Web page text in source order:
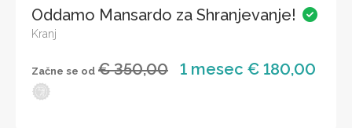
Oddamo Mansardo za Shranjevanje!
Kranj
Začne se od € 350,00 1 mesec € 180,00